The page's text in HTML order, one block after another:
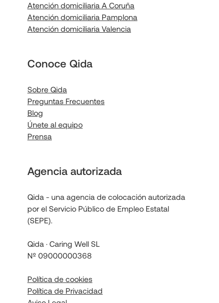
Atención domiciliaria A Coruña
Atención domiciliaria Pamplona
Atención domiciliaria Valencia
Conoce Qida
Sobre Qida
Preguntas Frecuentes
Blog
Únete al equipo
Prensa
Agencia autorizada
Qida - una agencia de colocación autorizada
por el Servicio Público de Empleo Estatal
(SEPE).
Qida · Caring Well SL
Nº 09000000368
Política de cookies
Política de Privacidad